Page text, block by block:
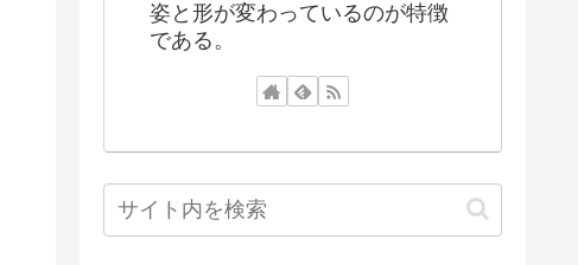
姿と形が変わっているのが特徴
である。